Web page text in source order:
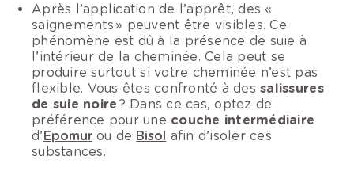
Après l’application de l’apprêt, des «
saignements » peuvent être visibles. Ce
phénomène est dû à la présence de suie à
l’intérieur de la cheminée. Cela peut se
produire surtout si votre cheminée n’est pas
flexible. Vous êtes confronté à dessalissures
de suie noire ? Dans ce cas, optez de
préférence pour une couche intermédiaire
d’Epomurou de Bisol afin d’isoler ces
substances.